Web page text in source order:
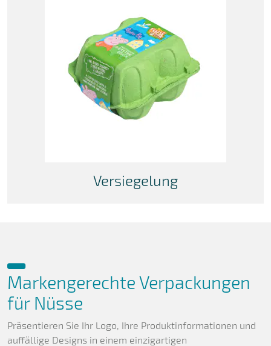
Versiegelung
Markengerechte Verpackungen
für Nüsse
Präsentieren Sie Ihr Logo, Ihre Produktinformationen und
auffällige Designs in einem einzigartigen